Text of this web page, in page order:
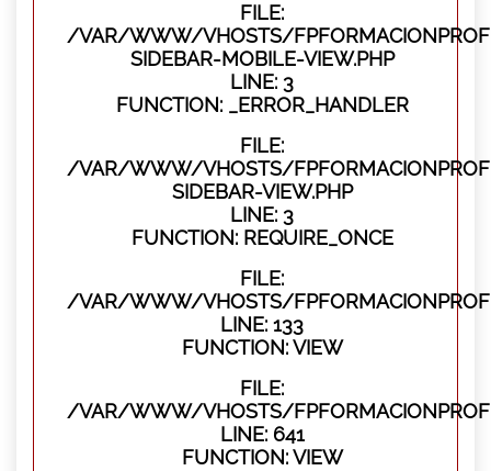
FILE:
/VAR/WWW/VHOSTS/
SIDEBAR-MOBILE-VIEW.PHP
LINE: 3
FUNCTION: _ERROR_HANDLER
FILE:
/VAR/WWW/VHOSTS/
SIDEBAR-VIEW.PHP
LINE: 3
FUNCTION: REQUIRE_ONCE
FILE:
/VAR/WWW/VHOSTS/
LINE: 133
FUNCTION: VIEW
FILE:
/VAR/WWW/VHOSTS/
LINE: 641
FUNCTION: VIEW